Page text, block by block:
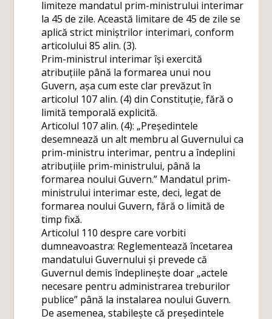
limiteze mandatul prim-ministrului interimar
la 45 de zile. Această limitare de 45 de zile se
aplică strict miniștrilor interimari, conform
articolului 85 alin. (3).
Prim-ministrul interimar își exercită
atribuțiile până la formarea unui nou
Guvern, așa cum este clar prevăzut în
articolul 107 alin. (4) din Constituție, fără o
limită temporală explicită.
Articolul 107 alin. (4): „Președintele
desemnează un alt membru al Guvernului ca
prim-ministru interimar, pentru a îndeplini
atribuțiile prim-ministrului, până la
formarea noului Guvern.” Mandatul prim-
ministrului interimar este, deci, legat de
formarea noului Guvern, fără o limită de
timp fixă.
Articolul 110 despre care vorbiti
dumneavoastra: Reglementează încetarea
mandatului Guvernului și prevede că
Guvernul demis îndeplinește doar „actele
necesare pentru administrarea treburilor
publice” până la instalarea noului Guvern.
De asemenea, stabilește că președintele